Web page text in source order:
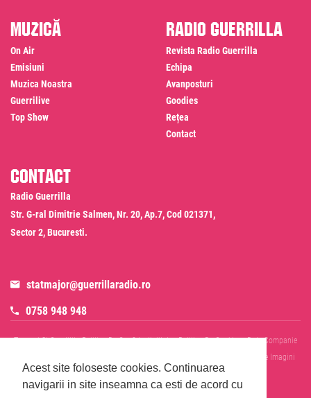
Acest site foloseste cookies. Continuarea
navigarii in site inseamna ca esti de acord cu
Muzică
On Air
Emisiuni
Muzica Noastra
Guerrilive
Top Show
Radio Guerrilla
Revista Radio Guerrilla
Echipa
Avanposturi
Goodies
Rețea
Contact
Contact
Radio Guerrilla
Str. G-ral Dimitrie Salmen, Nr. 20, Ap.7, Cod 021371,
Sector 2, Bucuresti.
statmajor@guerrillaradio.ro
0758 948 948
Termeni Si Conditii Politica De Confidentialitate Politica De Cookies
Date Companie
Informare Prelucrare Imagini
Evenimente
Cod Deontologic